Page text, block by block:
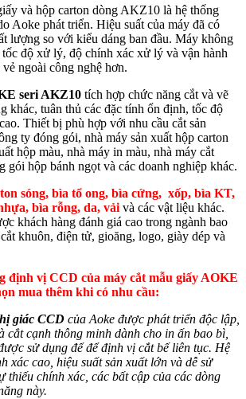
và hộp carton dòng AKZ10 là hệ thống
Aoke phát triển. Hiệu suất của máy đã có
lượng so với kiểu dáng ban đầu. Máy không
độ xử lý, độ chính xác xử lý và vận hành
ngoài công nghệ hơn.
seri AKZ10 tích hợp chức năng cắt và vẽ
khác, tuân thủ các đặc tính ổn định, tốc độ
Thiết bị phù hợp với nhu cầu cắt sản
ty đóng gói, nhà máy sản xuất hộp carton
hộp màu, nhà máy in màu, nhà máy cắt
gói hộp bánh ngọt và các doanh nghiệp khác.
sóng, bìa tổ ong, bìa cứng, xốp, bìa KT,
bìa rỗng, da, vải và các vật liệu khác.
khách hàng đánh giá cao trong ngành bao
khuôn, điện tử, gioăng, logo, giày dép và
định vị CCD của máy cắt mẫu giấy AOKE
mua thêm khi có nhu cầu:
giác CCD của Aoke được phát triển độc lập,
cắt cạnh thông minh dành cho in ấn bao bì,
sử dụng để để định vị cắt bế liên tục. Hệ
xác cao, hiệu suất sản xuất lớn và dễ sử
thiếu chính xác, các bất cập của các dòng
này.